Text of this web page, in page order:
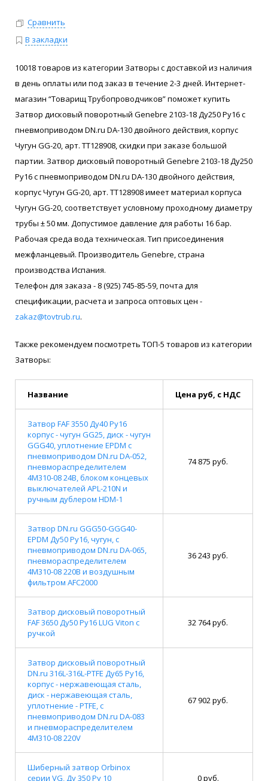
Сравнить
В закладки
10018 товаров из категории Затворы с доставкой из наличия
в день оплаты или под заказ в течение 2-3 дней. Интернет-
магазин “Товарищ Трубопроводчиков” поможет купить
Затвор дисковый поворотный Genebre 2103-18 Ду250 Ру16 с
пневмоприводом DN.ru DA-130 двойного действия, корпус
Чугун GG-20, арт. ТТ128908, скидки при заказе большой
партии. Затвор дисковый поворотный Genebre 2103-18 Ду250
Ру16 с пневмоприводом DN.ru DA-130 двойного действия,
корпус Чугун GG-20, арт. ТТ128908 имеет материал корпуса
Чугун GG-20, соответствует условному проходному диаметру
трубы ± 50 мм. Допустимое давление для работы 16 бар.
Рабочая среда вода техническая. Тип присоединения
межфланцевый. Производитель Genebre, страна
производства Испания.
Телефон для заказа - 8 (925) 745-85-59, почта для
спецификации, расчета и запроса оптовых цен -
zakaz@tovtrub.ru.
Также рекомендуем посмотреть ТОП-5 товаров из категории
Затворы:
Название Цена руб, с НДС
Затвор FAF 3550 Ду40 Ру16
корпус - чугун GG25, диск - чугун
GGG40, уплотнение EPDM с
пневмоприводом DN.ru DA-052,
пневмораспределителем
4M310-08 24В, блоком концевых
выключателей APL-210N и
ручным дублером HDM-1
74 875 руб.
Затвор DN.ru GGG50-GGG40-
EPDM Ду50 Ру16, чугун, с
пневмоприводом DN.ru DA-065,
пневмораспределителем
4M310-08 220В и воздушным
фильтром AFC2000
36 243 руб.
Затвор дисковый поворотный
FAF 3650 Ду50 Ру16 LUG Viton с
ручкой
32 764 руб.
Затвор дисковый поворотный
DN.ru 316L-316L-PTFE Ду65 Ру16,
корпус - нержавеющая сталь,
диск - нержавеющая сталь,
уплотнение - PTFE, с
пневмоприводом DN.ru DA-083
и пневмораспределителем
4M310-08 220V
67 902 руб.
Шиберный затвор Orbinox
серии VG, Ду 350 Ру 10
0 руб.